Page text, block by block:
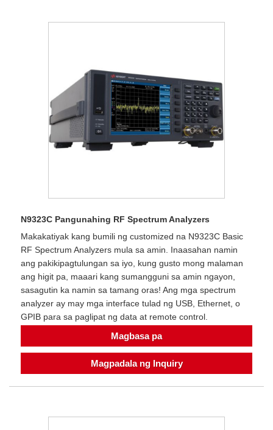
N9323C Pangunahing RF Spectrum Analyzers
Makakatiyak kang bumili ng customized na N9323C Basic
RF Spectrum Analyzers mula sa amin. Inaasahan namin
ang pakikipagtulungan sa iyo, kung gusto mong malaman
ang higit pa, maaari kang sumangguni sa amin ngayon,
sasagutin ka namin sa tamang oras! Ang mga spectrum
analyzer ay may mga interface tulad ng USB, Ethernet, o
GPIB para sa paglipat ng data at remote control.
Magbasa pa
Magpadala ng Inquiry